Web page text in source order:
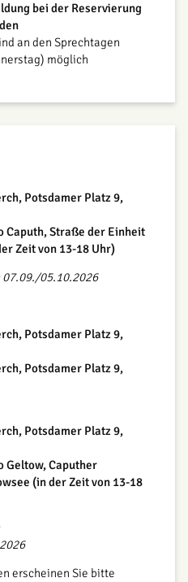
bei der Reservierung
an den Sprechtagen
möglich
Potsdamer Platz 9,
Caputh, Straße der Einheit
Zeit von 13-18 Uhr)
07.09./05.10.2026
Potsdamer Platz 9,
Potsdamer Platz 9,
Potsdamer Platz 9,
Geltow, Caputher
(in der Zeit von 13-18
erscheinen Sie bitte